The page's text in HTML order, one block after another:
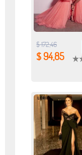
$ 172,46
$ 94,85